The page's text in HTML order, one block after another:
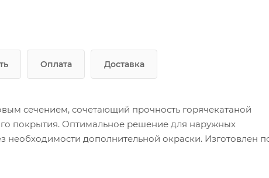
Оплата Доставка
сечением, сочетающий прочность горячекатаной
покрытия. Оптимальное решение для наружных
необходимости дополнительной окраски. Изготовлен